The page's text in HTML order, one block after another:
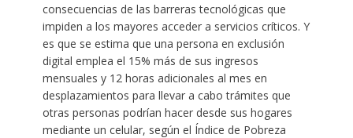
consecuencias de las barreras tecnológicas que
impiden a los mayores acceder a servicios críticos. Y
es que se estima que una persona en exclusión
digital emplea el 15% más de sus ingresos
mensuales y 12 horas adicionales al mes en
desplazamientos para llevar a cabo trámites que
otras personas podrían hacer desde sus hogares
mediante un celular, según el Índice de Pobreza